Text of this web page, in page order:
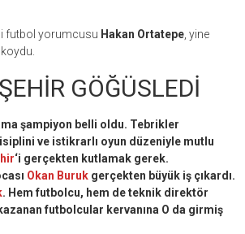
futbol yorumcusu Hakan Ortatepe, yine
GÖĞÜSLEDİ
şampiyon belli oldu. Tebrikler
ve istikrarlı oyun düzeniyle mutlu
‘i gerçekten kutlamak gerek.
Okan Burukgerçekten büyük iş çıkardı.
. Hem futbolcu, hem de teknik direktör
futbolcular kervanına O da girmiş